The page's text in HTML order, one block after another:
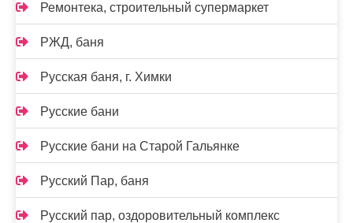
Ремонтека, строительный супермаркет
РЖД, баня
Русская баня, г. Химки
Русские бани
Русские бани на Старой Гальянке
Русский Пар, баня
Русский пар, оздоровительный комплекс